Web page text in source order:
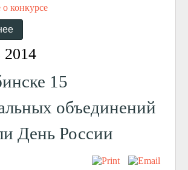
конкурсе
15
объединений
День России